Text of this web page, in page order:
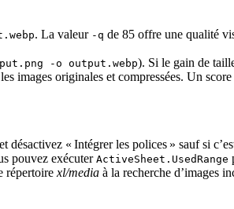
. La valeur -q de 85 offre une qualité
-o output.webp). Si le gain de
originales et compressées. Un
désactivez « Intégrer les polices » sauf si
pouvez exécuter ActiveSheet.UsedRange
répertoire xl/media à la recherche d’images